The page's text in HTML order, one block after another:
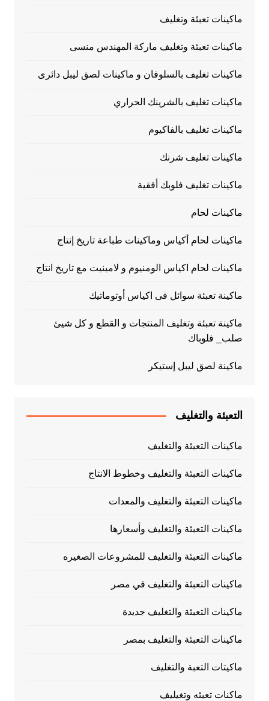
ماكينات تعبئة وتغليف
ماكينات تعبئة وتغليف ماركة المهندس منسى
ماكينات تغليف بالسلوفان و ماكينات لصق ليبل دائرى
ماكينات تغليف بالشرينك الحراري
ماكينات تغليف بالفاكيوم
ماكينات تغليف شرنك
ماكينات تغليف فلوبك أفقية
ماكينات لحام
ماكينات لحام أكياس وماكينات طباعة تاريخ إنتاج
ماكينات لحام اكياس الومنيوم و لامينيت مع تاريخ انتاج
ماكينة تعبئة سوائل فى اكياس أوتوماتيك
ماكينة تعبئة وتغليف المنتجات و القطع و كل شيئ
صلب_ فلوباك
ماكينة لصق ليبل إستيكر
التعبئة والتغليف
ماكينات التعبئة والتغليف
ماكينات التعبئة والتغليف وخطوط الانتاج
ماكينات التعبئة والتغليف والمعدات
ماكينات التعبئة والتغليف وأسعارها
ماكينات التعبئة والتغليف للمشروعات الصغيره
ماكينات التعبئة والتغليف في مصر
ماكينات التعبئة والتغليف جديدة
ماكينات التعبئة والتغليف بمصر
ماكيتات التعبة والتغليف
ماكنات تعبئه وتغيليف